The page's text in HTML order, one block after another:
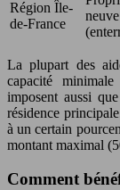
Région Île-
de-France
La plupart des
capacité
imposent aussi
résidence
à un certain
montant maximal
Comment